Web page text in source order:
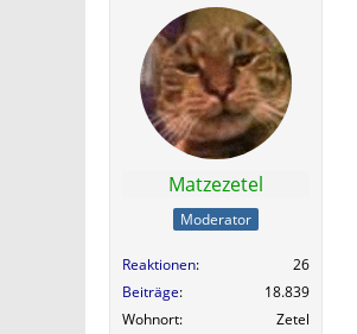
Matzezetel
Moderator
Reaktionen
26
Beiträge
18.839
Wohnort
Zetel